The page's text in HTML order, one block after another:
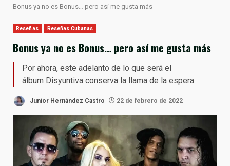
Bonus ya no es Bonus… pero así me gusta más
Reseñas Reseñas Cubanas
Bonus ya no es Bonus… pero así me gusta más
Por ahora, este adelanto de lo que será el
álbum Disyuntiva conserva la llama de la espera
Junior Hernández Castro 22 de febrero de 2022